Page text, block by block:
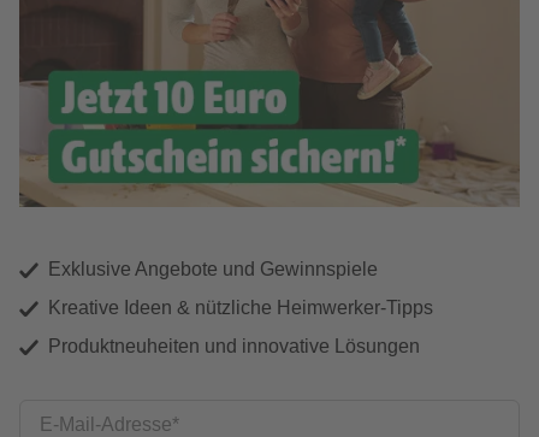
Exklusive Angebote und Gewinnspiele
Kreative Ideen & nützliche Heimwerker-Tipps
Produktneuheiten und innovative Lösungen
E-Mail-Adresse